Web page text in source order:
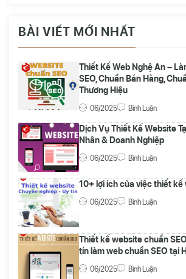
BÀI VIẾT MỚI NHẤT
Thiết Kế Web Nghệ An –
SEO, Chuẩn Bán Hàng,
Thương Hiệu
06/2025 Bình Luận
Dịch Vụ Thiết Kế Website
Nhân & Doanh Nghiệp
06/2025 Bình Luận
10+ lợi ích của việc thiết kế
06/2025 Bình Luận
Thiết kế website chuẩn
tín làm web chuẩn SEO tại
06/2025 Bình Luận